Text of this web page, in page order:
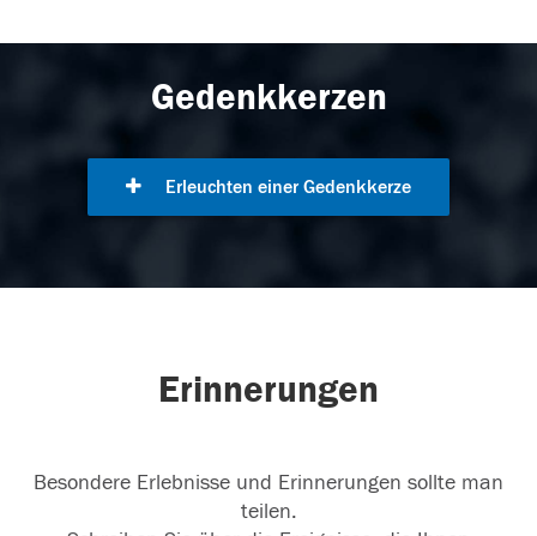
Gedenkkerzen
Erleuchten einer Gedenkkerze
Erinnerungen
Besondere Erlebnisse und Erinnerungen sollte man
teilen.